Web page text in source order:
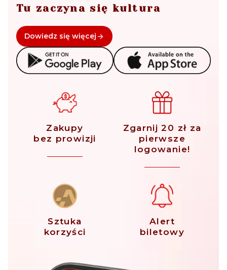
Tu zaczyna się kultura
Dowiedz się więcej
Zakupy
bez prowizji
Zgarnij 20 zł za
pierwsze
logowanie!
Sztuka
korzyści
Alert
biletowy